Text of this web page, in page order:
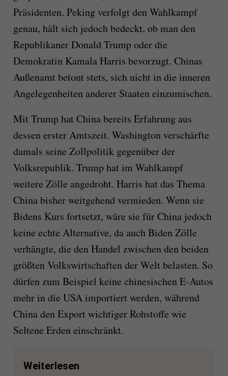
Präsidenten. Peking verfolgt den Wahlkampf
genau, hält sich jedoch bedeckt, ob man den
Republikaner Donald Trump oder die
Demokratin Kamala Harris bevorzugt. Chinas
Außenamt betont stets, sich nicht in die inneren
Angelegenheiten anderer Staaten einzumischen.
Mit Trump hat China bereits Erfahrung aus
dessen erster Amtszeit. Washington verschärfte
damals seine Zollpolitik gegenüber der
Volksrepublik. Trump hat im Wahlkampf
weitere Zölle angedroht. Harris hat das Thema
China bisher weitgehend vermieden. Wenn sie
Bidens Kurs fortsetzt, wäre sie für China jedoch
keine echte Alternative, da auch Biden Zölle
verhängte, die den Handel zwischen den beiden
größten Volkswirtschaften der Welt belasten. So
dürfen zum Beispiel keine chinesischen E-Autos
mehr in die USA importiert werden, während
China den Export wichtiger Rohstoffe wie
Seltene Erden einschränkt.
Weiterlesen